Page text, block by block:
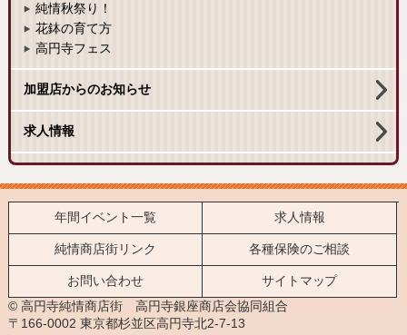
純情秋祭り！
花鉢の育て方
高円寺フェス
加盟店からのお知らせ
求人情報
年間イベント一覧 求人情報
純情商店街リンク 各種保険のご相談
お問い合わせ
サイトマップ
© 高円寺純情商店街 高円寺銀座商店会協同組合
〒166-0002 東京都杉並区高円寺北2-7-13